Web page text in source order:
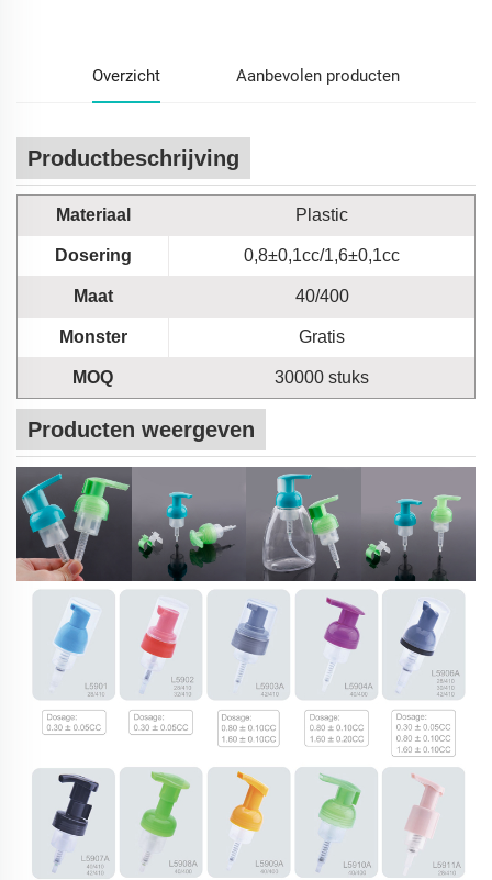
Overzicht Aanbevolen producten
Productbeschrijving
Materiaal Plastic
Dosering 0,8±0,1cc/1,6±0,1cc
Maat 40/400
Monster Gratis
MOQ 30000 stuks
Producten weergeven